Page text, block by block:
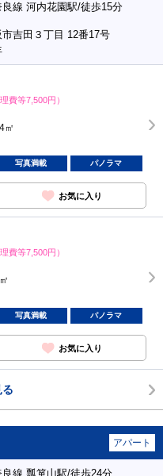
線 河内花園駅/徒歩15分
吉田３丁目 12番17号
理費等7,500円）
㎡
写真満載 パノラマ
お気に入り
理費等7,500円）
写真満載 パノラマ
お気に入り
る
アパート
線 瓢箪山駅/徒歩24分